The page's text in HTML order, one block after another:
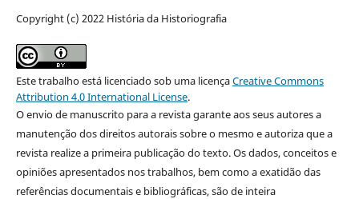
Copyright (c) 2022 História da Historiografia
Este trabalho está licenciado sob uma licençaCreative Commons
Attribution 4.0 International License.
O envio de manuscrito para a revista garante aos seus autores a
manutenção dos direitos autorais sobre o mesmo e autoriza que a
revista realize a primeira publicação do texto. Os dados, conceitos e
opiniões apresentados nos trabalhos, bem como a exatidão das
referências documentais e bibliográficas, são de inteira